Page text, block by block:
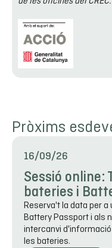
Pròxims
16/09/26
Sessió online:
bateries i
Reserva't la data per
Battery Passport i als
intercanvi d'informació
les bateries.